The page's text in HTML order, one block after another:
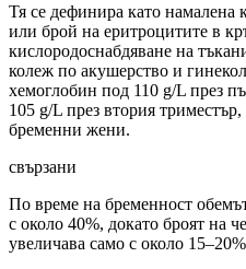
Тя се дефинира като намалена
или брой на еритроцитите в
кислородоснабдяване на
колеж по акушерство и
хемоглобин под 110 g/L през
105 g/L през втория
бременни жени.
свързани
По време на бременност
с около 40%, докато броят на
увеличава само с около